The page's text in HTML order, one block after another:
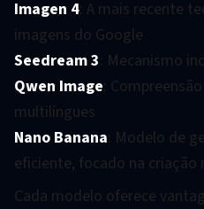
Imagen 4: A mais recente
imagens do Google
Seedream 3: Mecanismo
Qwen Image:
multilíngues
Nano Banana: Modelo de
eficiente, focado na criação
Cada modelo oferece